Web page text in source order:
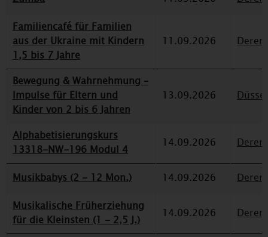
Familiencafé für Familien
aus der Ukraine mit Kindern
1,5 bis 7 Jahre
11.09.2026
Bewegung & Wahrnehmung –
Impulse für Eltern und
Kinder von 2 bis 6 Jahren
13.09.2026
Alphabetisierungskurs
13318-NW-196 Modul 4
14.09.2026
Musikbabys (2 - 12 Mon.) 14.09.2026
Musikalische Früherziehung
für die Kleinsten (1 - 2,5 J.)
14.09.2026